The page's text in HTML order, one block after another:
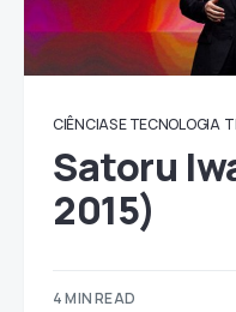
CIÊNCIAS E TECNOLOGIA
Satoru
2015)
4 MIN READ